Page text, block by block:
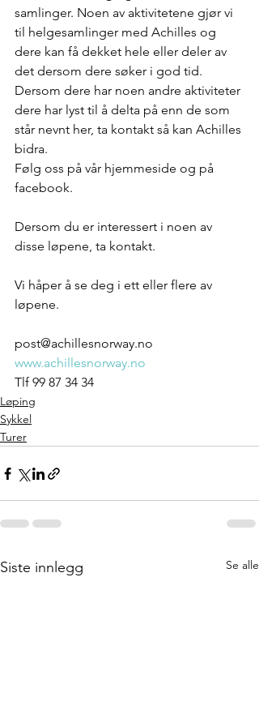
samlinger. Noen av aktivitetene gjør vi
til helgesamlinger med Achilles og
dere kan få dekket hele eller deler av
det dersom dere søker i god tid.
Dersom dere har noen andre aktiviteter
dere har lyst til å delta på enn de som
står nevnt her, ta kontakt så kan Achilles
bidra.
Følg oss på vår hjemmeside og på
facebook.
Dersom du er interessert i noen av
disse løpene, ta kontakt.
Vi håper å se deg i ett eller flere av
løpene.
post@achillesnorway.no
www.achillesnorway.no
Tlf 99 87 34 34
Løping
Sykkel
Turer
Siste innlegg Se alle